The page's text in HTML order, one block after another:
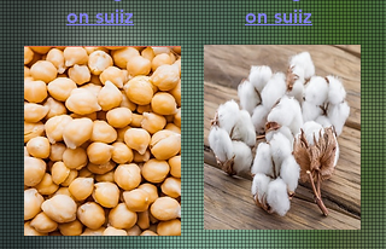
on suiiz
on suiiz